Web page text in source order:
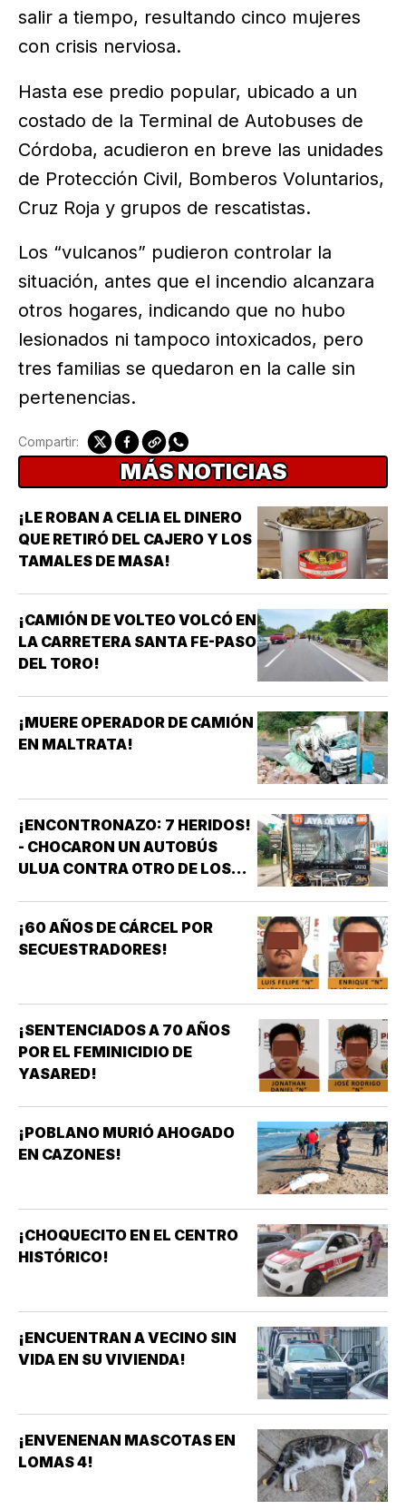
salir a tiempo, resultando cinco mujeres
con crisis nerviosa.
Hasta ese predio popular, ubicado a un
costado de la Terminal de Autobuses de
Córdoba, acudieron en breve las unidades
de Protección Civil, Bomberos Voluntarios,
Cruz Roja y grupos de rescatistas.
Los “vulcanos” pudieron controlar la
situación, antes que el incendio alcanzara
otros hogares, indicando que no hubo
lesionados ni tampoco intoxicados, pero
tres familias se quedaron en la calle sin
pertenencias.
Compartir:
MÁS NOTICIAS
¡LE ROBAN A CELIA EL DINERO
QUE RETIRÓ DEL CAJERO Y LOS
TAMALES DE MASA!
¡CAMIÓN DE VOLTEO VOLCÓ EN
LA CARRETERA SANTA FE-PASO
DEL TORO!
¡MUERE OPERADOR DE CAMIÓN
EN MALTRATA!
¡ENCONTRONAZO: 7 HERIDOS!
- CHOCARON UN AUTOBÚS
ULUA CONTRA OTRO DE LOS
¡60 AÑOS DE CÁRCEL POR
SECUESTRADORES!
¡SENTENCIADOS A 70 AÑOS
POR EL FEMINICIDIO DE
YASARED!
¡POBLANO MURIÓ AHOGADO
EN CAZONES!
¡CHOQUECITO EN EL CENTRO
HISTÓRICO!
¡ENCUENTRAN A VECINO SIN
VIDA EN SU VIVIENDA!
¡ENVENENAN MASCOTAS EN
LOMAS 4!